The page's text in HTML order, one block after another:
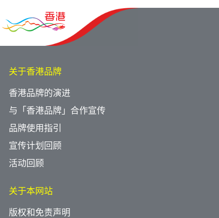
关于香港品牌
香港品牌的演进
与「香港品牌」合作宣传
品牌使用指引
宣传计划回顾
活动回顾
关于本网站
版权和免责声明